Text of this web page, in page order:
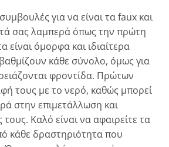
για να είναι τα faux και
σας λαμπερά όπως την πρώτη
όμορφα και ιδιαίτερα
κάθε σύνολο, όμως για
φροντίδα. Πρώτων
τους με το νερό, καθώς μπορεί
στην επιμετάλλωση και
Καλό είναι να αφαιρείτε τα
κάθε δραστηριότητα που